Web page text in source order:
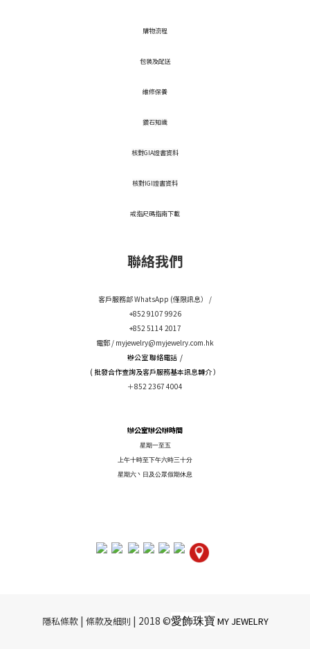
​購物流程
包裝及配送
維修保養
鑽石知識
核對GIA證書資料
核對IGI證書資料
戒指尺碼指南下載
聯絡我們
客戶服務部 WhatsApp (僅限訊息） /
+852 9107 9926
+852 5114 2017
電郵 / myjewelry@myjewelry.com.hk
辦公室 聯絡電話 /
( 批發合作查詢及客戶服務基本訊息轉介 ）
＋852 2367 4004
辦公室辦公辦時間
星期一至五
上午十時至下午六時三十分
星期六丶日及公眾假期休息
隱私條款|​ ​ 條款及細則 | 2018 ©愛飾珠寶MY JEWELRY